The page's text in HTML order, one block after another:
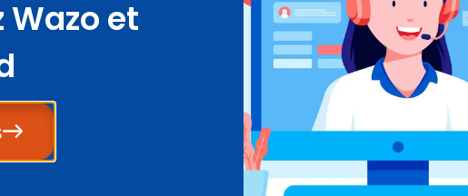
commercialisée mondialement depuis plus de vingt
maîtriser la sécurité,
d’administration
contrôler les mises à jour
de MiVoice Business se présente comme un
choisir de déployer leur solution sur leur infrastructure
capacité de virtualisation
Wazo et